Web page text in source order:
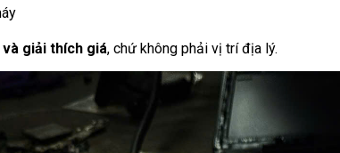
giải thích giá, chứ không phải vị trí địa lý.